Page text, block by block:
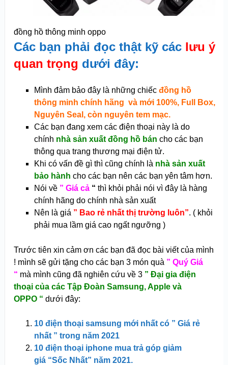
đồng hồ thông minh oppo
Các bạn phải đọc thật kỹ các lưu ý
quan trọng dưới đây:
Mình đảm bảo đây là những chiếcđồng hồ
thông minh chính hãng và mới 100%, Full Box,
Nguyên Seal, còn nguyên tem mạc.
Các bạn đang xem các điện thoại này là do
chính nhà sản xuất đồng hồ bán cho các bạn
thông qua trang thương mại điện tử.
Khi có vấn đề gì thì cũng chính là nhà sản xuất
bảo hành cho các bạn nên các bạn yên tâm hơn.
Nói về ” Giá cả“ thì khỏi phải nói vì đây là hàng
chính hãng do chính nhà sản xuất
Nên là giá ” Bao rẻ nhất thị trường luôn”. ( khỏi
phải mua lầm giá cao ngất ngưỡng )
Trước tiên xin cảm ơn các bạn đã đọc bài viết của mình
! mình sẽ gửi tặng cho các bạn 3 món quà ” Quý Giá
“ mà mình cũng đã nghiên cứu về 3 ” Đại gia điện
thoại của các Tập Đoàn Samsung, Apple và
OPPO “ dưới đây:
10 điện thoại samsung mới nhất có ” Giá rẻ
nhất ” trong năm 2021
10 điện thoại iphone mua trả góp giảm
giá “Sốc Nhất” năm 2021.